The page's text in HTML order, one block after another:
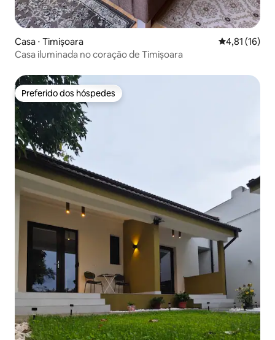
Casa ⋅ Timișoara 4,81 de uma
4,81 (16)
Casa iluminada no coração de Timișoara
Preferido dos hóspedes
Preferido dos hóspedes